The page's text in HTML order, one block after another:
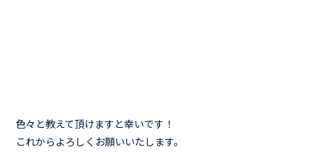
色々と教えて頂けますと幸いです！
これからよろしくお願いいたします。